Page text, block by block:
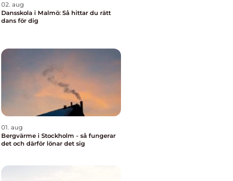
02. aug
Dansskola i Malmö: Så hittar du rätt
dans för dig
01. aug
Bergvärme i Stockholm - så fungerar
det och därför lönar det sig